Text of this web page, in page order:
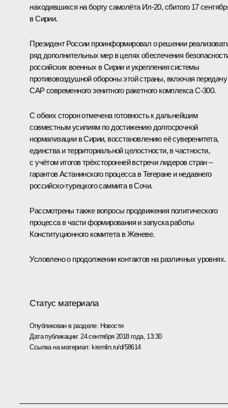
находившихся на борту самолёта Ил-20, сбитого 17
в Сирии.
Президент России проинформировал о решении
ряд дополнительных мер в целях обеспечения
российских военных в Сирии и укрепления системы
противовоздушной обороны этой страны, включая передачу
САР современного зенитного ракетного комплекса С-300.
С обеих сторон отмечена готовность к дальнейшим
совместным усилиям по достижению долгосрочной
нормализации в Сирии, восстановлению её суверенитета,
единства и территориальной целостности, в частности,
с учётом итогов трёхстороннейвстречилидеров стран –
гарантов Астанинского процесса в Тегеране и недавнего
российско-турецкогосаммитав Сочи.
Рассмотрены также вопросы продвижения политического
процесса в части формирования и запуска работы
Конституционного комитета в Женеве.
Условлено о продолжении контактов на различных уровнях.
Статус материала
Опубликован в разделе: Новости
Дата публикации: 24 сентября 2018 года, 13:30
Ссылка на материал: kremlin.ru/d/58614